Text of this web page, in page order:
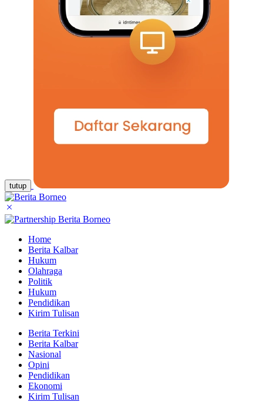
tutup
Home
Berita Kalbar
Hukum
Olahraga
Politik
Hukum
Pendidikan
Kirim Tulisan
Berita Terkini
Berita Kalbar
Nasional
Opini
Pendidikan
Ekonomi
Kirim Tulisan